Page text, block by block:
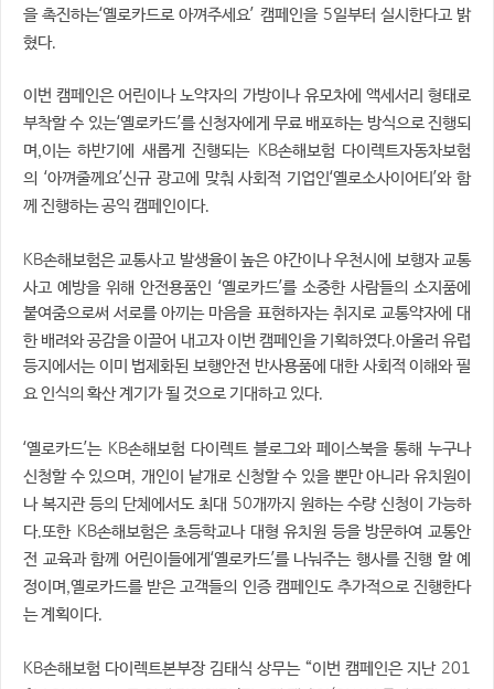
을 촉진하는‘옐로카드로 아껴주세요’ 캠페인을 5일부터 실시한다고 밝
혔다.
이번 캠페인은 어린이나 노약자의 가방이나 유모차에 액세서리 형태로
부착할 수 있는‘옐로카드’를 신청자에게 무료 배포하는 방식으로 진행되
며 이는 하반기에 새롭게 진행되는KB손해보험 다이렉트자동차보험
의 ‘아껴줄께요’신규 광고에 맞춰 사회적 기업인‘옐로소사이어티’와 함
께 진행하는 공익 캠페인이다.
KB손해보험은 교통사고 발생율이 높은 야간이나 우천시에 보행자 교통
사고 예방을 위해 안전용품인 ‘옐로카드’를 소중한 사람들의 소지품에
붙여줌으로써 서로를 아끼는 마음을 표현하자는 취지로 교통약자에 대
한 배려와 공감을 이끌어 내고자 이번 캠페인을 기획하였다.아울러 유럽
등지에서는 이미 법제화된 보행안전 반사용품에 대한 사회적 이해와 필
요 인식의 확산 계기가 될 것으로 기대하고 있다.
‘옐로카드’는KB손해보험 다이렉트 블로그와 페이스북을 통해 누구나
신청할 수 있으며,개인이 낱개로 신청할 수 있을 뿐만 아니라 유치원이
나 복지관 등의 단체에서도 최대 50개까지 원하는 수량 신청이 가능하
다.또한KB손해보험은 초등학교나 대형 유치원 등을 방문하여 교통안
전 교육과 함께 어린이들에게 ‘옐로카드’를 나눠주는 행사를 진행 할 예
정이며,옐로카드를 받은 고객들의 인증 캠페인도 추가적으로 진행한다
는 계획이다.
KB손해보험 다이렉트본부장 김태식 상무는 “이번 캠페인은 지난 201